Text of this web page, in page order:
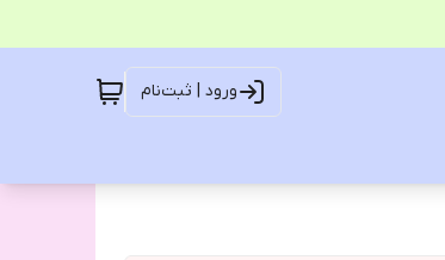
ورود | ثبت‌نام